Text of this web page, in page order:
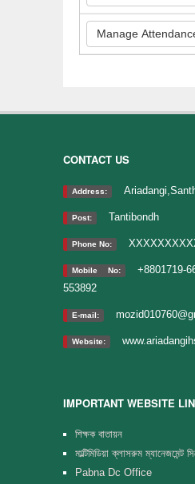
CONTACT US
Address:
Post: Tantibondh
Phone No:
Mobile No:
553892
E-mail:
Website:
IMPORTANT WEBSITE
শিক্ষক বাতায়ন
মাল্টিমিডিয়া ক্লাসরুম ম্যানেজমেন্ট
Pabna Dc Office